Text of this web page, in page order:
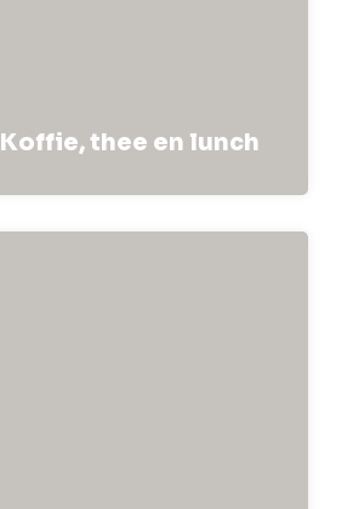
Koffie, thee en lunch